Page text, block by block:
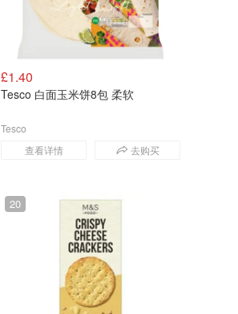
£1.40
Tesco 白面玉米饼8包 柔软
查看详情 去购买
Tesco
20